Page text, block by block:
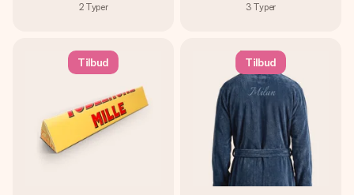
2 Typer 3 Typer
Tilbud Tilbud